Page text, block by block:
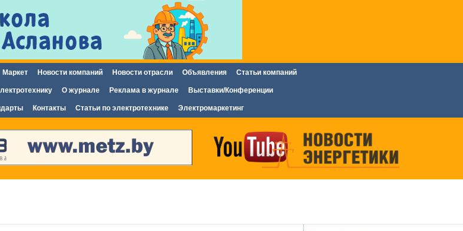
основному
содержанию
Маркет Новости компаний Новости отрасли Объявления Статьи компаний
О журнале Реклама в журнале Выставки/Конференции
Контакты Статьи по электротехнике Электромаркетинг